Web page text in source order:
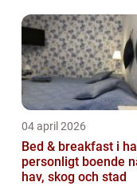
04 april 2026
Bed & breakfast i
personligt boende
hav, skog och stad